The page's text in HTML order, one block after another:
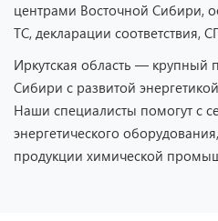
центрами Восточной Сибири,
ТС, декларации соответствия,
Иркутская область —
Сибири с развитой
Наши специалисты помогут с
энергетического
продукции химической